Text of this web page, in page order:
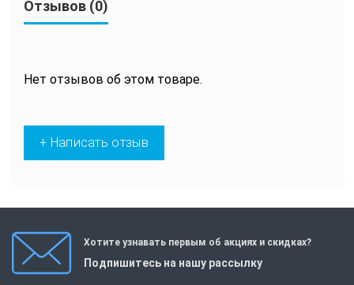
Отзывов (0)
Нет отзывов об этом товаре.
+ Написать отзыв
Хотите узнавать первым об акциях и скидках?
Подпишитесь на нашу рассылку